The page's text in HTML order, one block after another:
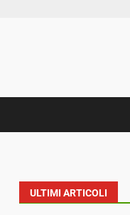
ULTIMI ARTICOLI